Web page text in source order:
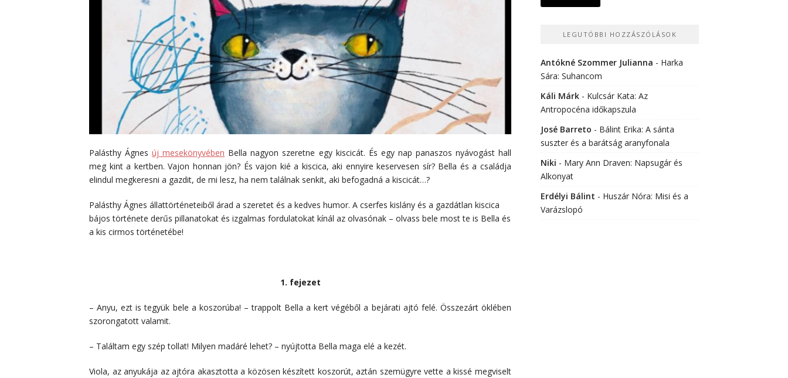
Palásthy Ágnesúj mesekönyvében Bella nagyon szeretne egy kiscicát. És egy nap panaszos nyávogást hall
meg kint a kertben. Vajon honnan jön? És vajon kié a kiscica, aki ennyire keservesen sír? Bella és a családja
elindul megkeresni a gazdit, de mi lesz, ha nem találnak senkit, aki befogadná a kiscicát…?
Palásthy Ágnes állattörténeteiből árad a szeretet és a kedves humor. A cserfes kislány és a gazdátlan kiscica
bájos története derűs pillanatokat és izgalmas fordulatokat kínál az olvasónak – olvass bele most te is Bella és
a kis cirmos történetébe!
1. fejezet
– Anyu, ezt is tegyük bele a koszorúba! – trappolt Bella a kert végéből a bejárati ajtó felé. Összezárt öklében
szorongatott valamit.
– Találtam egy szép tollat! Milyen madáré lehet? – nyújtotta Bella maga elé a kezét.
Viola, az anyukája az ajtóra akasztotta a közösen készített koszorút, aztán szemügyre vette a kissé megviselt
LEGUTÓBBI HOZZÁSZÓLÁSOK
Antókné Szommer Julianna - Harka
Sára: Suhancom
Káli Márk - Kulcsár Kata: Az
Antropocéna időkapszula
José Barreto - Bálint Erika: A sánta
suszter és a barátság aranyfonala
Niki - Mary Ann Draven: Napsugár és
Alkonyat
Erdélyi Bálint - Huszár Nóra: Misi és a
Varázslopó